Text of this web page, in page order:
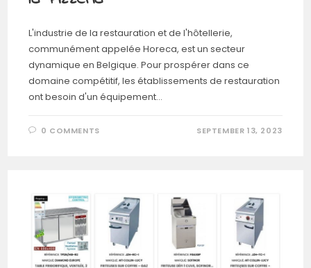
L'industrie de la restauration et de l'hôtellerie,
communément appelée Horeca, est un secteur
dynamique en Belgique. Pour prospérer dans ce
domaine compétitif, les établissements de restauration
ont besoin d'un équipement…
0 COMMENTS SEPTEMBER 13, 2023